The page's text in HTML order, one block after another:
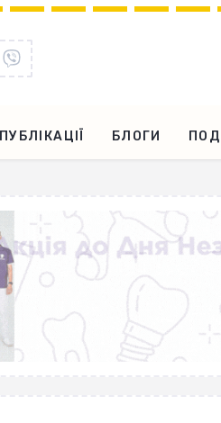
ПУБЛІКАЦІЇ БЛОГИ